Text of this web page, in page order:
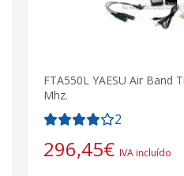
FTA550L YAESU Air Band
Mhz.
2
296,45€ IVA incluído